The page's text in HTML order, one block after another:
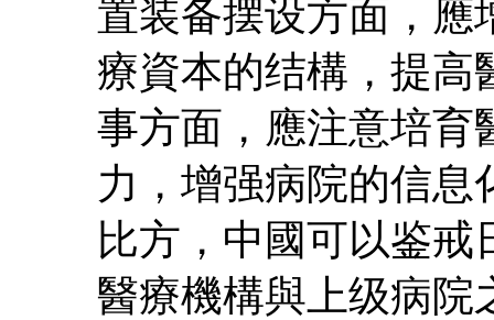
置装备摆设方面，應
療資本的结構，提高
事方面，應注意培育
力，增强病院的信息
比方，中國可以鉴
醫療機構與上级病院